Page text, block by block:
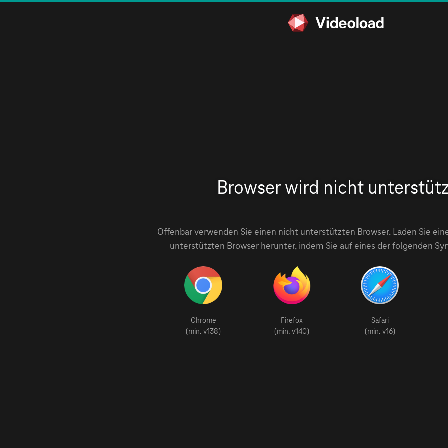
Browser wird nicht
Offenbar verwenden Sie einen nicht unterstützten Browser. Laden Sie
unterstützten Browser herunter, indem Sie auf eines der folgenden
Chrome
(min. v138)
Firefox
(min. v140)
Safari
(min. v16)